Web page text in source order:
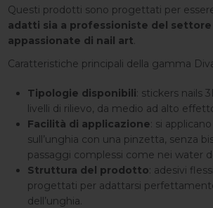
Questi prodotti sono progettati per
adatti sia a professioniste del settore
appassionate di nail art.
Caratteristiche principali della gamma
Tipologie disponibili: stickers nails
livelli di rilievo, da medio ad alto
Facilità di applicazione: si
sull’unghia con una pinzetta, senza
passaggi complessi come nei water
Struttura del prodotto: adesivi
progettati per adattarsi
dell’unghia.